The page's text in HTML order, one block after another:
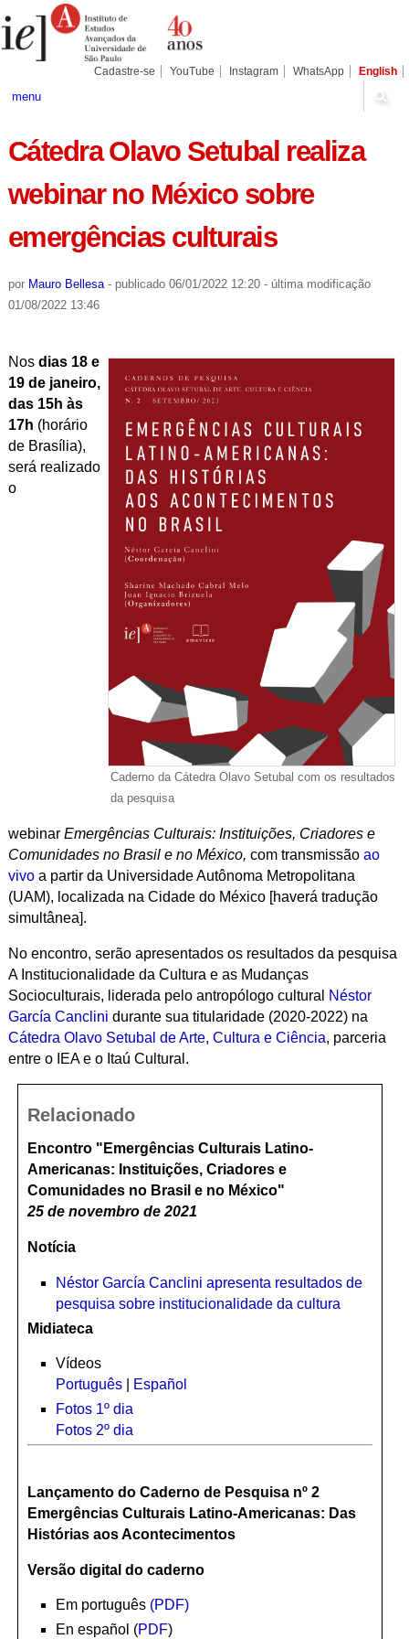
para
conteúdo.
Pessoais
Cadastre-se YouTube Instagram WhatsApp English
menu
Cátedra Olavo Setubal realiza
webinar no México sobre
emergências culturais
por Mauro Bellesa - publicado06/01/2022 12:20 - última modificação
01/08/2022 13:46
Caderno da Cátedra Olavo Setubal com os resultados
da pesquisa
Nos dias 18 e
19 de janeiro,
das 15h às
17h (horário
de Brasília),
será realizado
o
webinar Emergências Culturais: Instituições, Criadores e
Comunidades no Brasil e no México, com transmissão ao
vivoa partir da Universidade Autônoma Metropolitana
(UAM), localizada na Cidade do México [haverá tradução
simultânea].
No encontro, serão apresentados os resultados da pesquisa
A Institucionalidade da Cultura e as Mudanças
Socioculturais, liderada pelo antropólogo cultural
Néstor
García Canclini durante sua titularidade (2020-2022) na
Cátedra Olavo Setubal de Arte, Cultura e Ciência, parceria
entre o IEA e o Itaú Cultural.
Relacionado
Encontro "Emergências Culturais Latino-
Americanas: Instituições, Criadores e
Comunidades no Brasil e no México"
25 de novembro de 2021
Notícia
Néstor García Canclini apresenta resultados de
pesquisa sobre institucionalidade da cultura
Midiateca
Vídeos
Português
Español
Fotos 1º dia
Fotos 2º dia
Lançamento do Caderno de Pesquisa nº 2
Emergências Culturais Latino-Americanas: Das
Histórias aos Acontecimentos
Versão digital do caderno
Em português (PDF)
En español (PDF)